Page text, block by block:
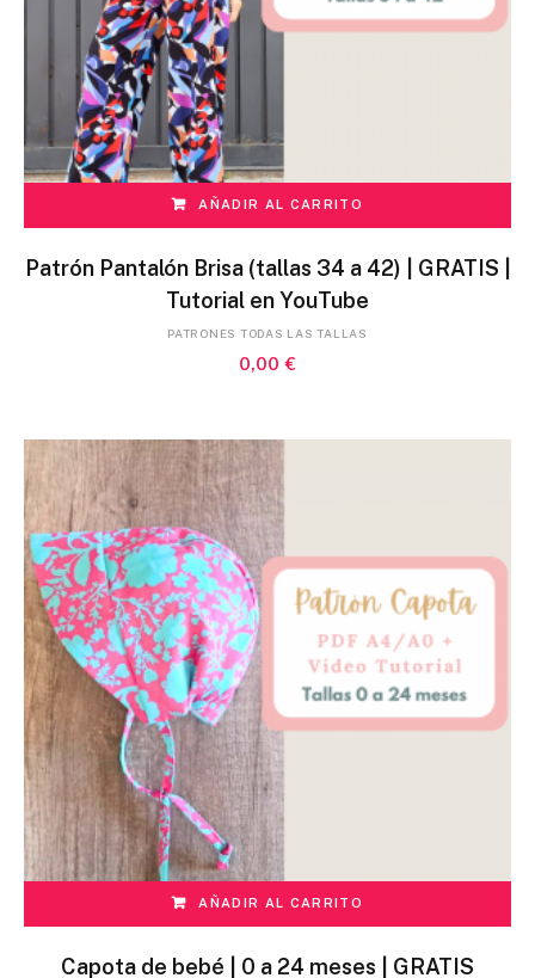
AÑADIR AL CARRITO
Patrón Pantalón Brisa (tallas 34 a 42) | GRATIS |
Tutorial en YouTube
PATRONES TODAS LAS TALLAS
0,00€
AÑADIR AL CARRITO
Capota de bebé | 0 a 24 meses | GRATIS